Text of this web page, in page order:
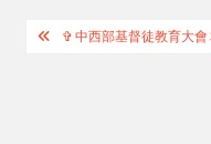
Post✞ 中西部基督徒教育大